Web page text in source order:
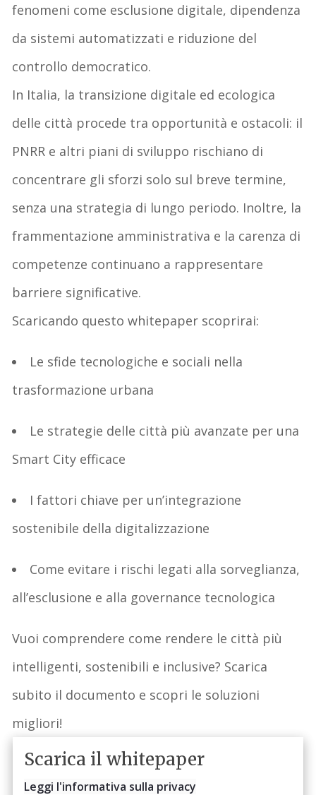
fenomeni come esclusione digitale, dipendenza
da sistemi automatizzati e riduzione del
controllo democratico.
In Italia, la transizione digitale ed ecologica
delle città procede tra opportunità e ostacoli: il
PNRR e altri piani di sviluppo rischiano di
concentrare gli sforzi solo sul breve termine,
senza una strategia di lungo periodo. Inoltre, la
frammentazione amministrativa e la carenza di
competenze continuano a rappresentare
barriere significative.
Scaricando questowhitepaper scoprirai:
Le sfide tecnologiche e sociali nella
trasformazione urbana
Le strategie delle città più avanzate per una
Smart City efficace
I fattori chiave per un’integrazione
sostenibile della digitalizzazione
Come evitare i rischi legati alla sorveglianza,
all’esclusione e alla governance tecnologica
Vuoi comprendere come rendere le città più
intelligenti, sostenibili e inclusive? Scarica
subito il documento e scopri le soluzioni
migliori!
Scarica il whitepaper
Leggi l'informativa sulla privacy